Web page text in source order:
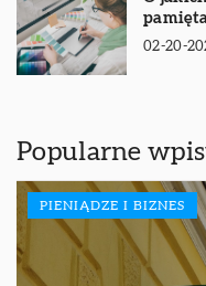
02-20-
Popularne
PIENIĄDZE I BIZNES